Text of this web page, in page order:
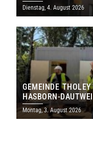
Dienstag, 4. August 2026
GEMEINDE
HASBORN-
MILLIONEN EURO
Montag, 3. August 2026